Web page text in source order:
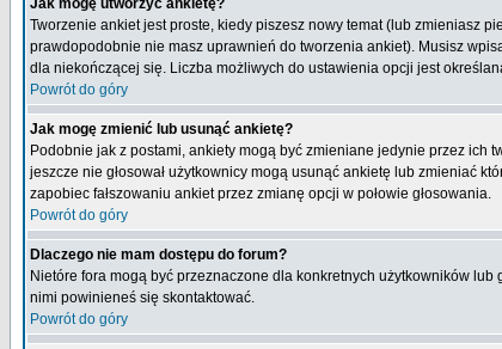
Jak mogę utworzyć ankietę?
Tworzenie ankiet jest proste, kiedy piszesz nowy temat (lub zmieniasz
prawdopodobnie nie masz uprawnień do tworzenia ankiet). Musisz
dla niekończącej się. Liczba możliwych do ustawienia opcji jest
Powrót do góry
Jak mogę zmienić lub usunąć ankietę?
Podobnie jak z postami, ankiety mogą być zmieniane jedynie przez ich
jeszcze nie głosował użytkownicy mogą usunąć ankietę lub zmieniać
zapobiec fałszowaniu ankiet przez zmianę opcji w połowie głosowania.
Powrót do góry
Dlaczego nie mam dostępu do forum?
Nietóre fora mogą być przeznaczone dla konkretnych użytkowników
nimi powinieneś się skontaktować.
Powrót do góry